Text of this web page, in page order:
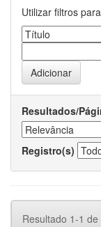
Utilizar filtros
Resultados/
Registro(s)
Resultado 1-1 de